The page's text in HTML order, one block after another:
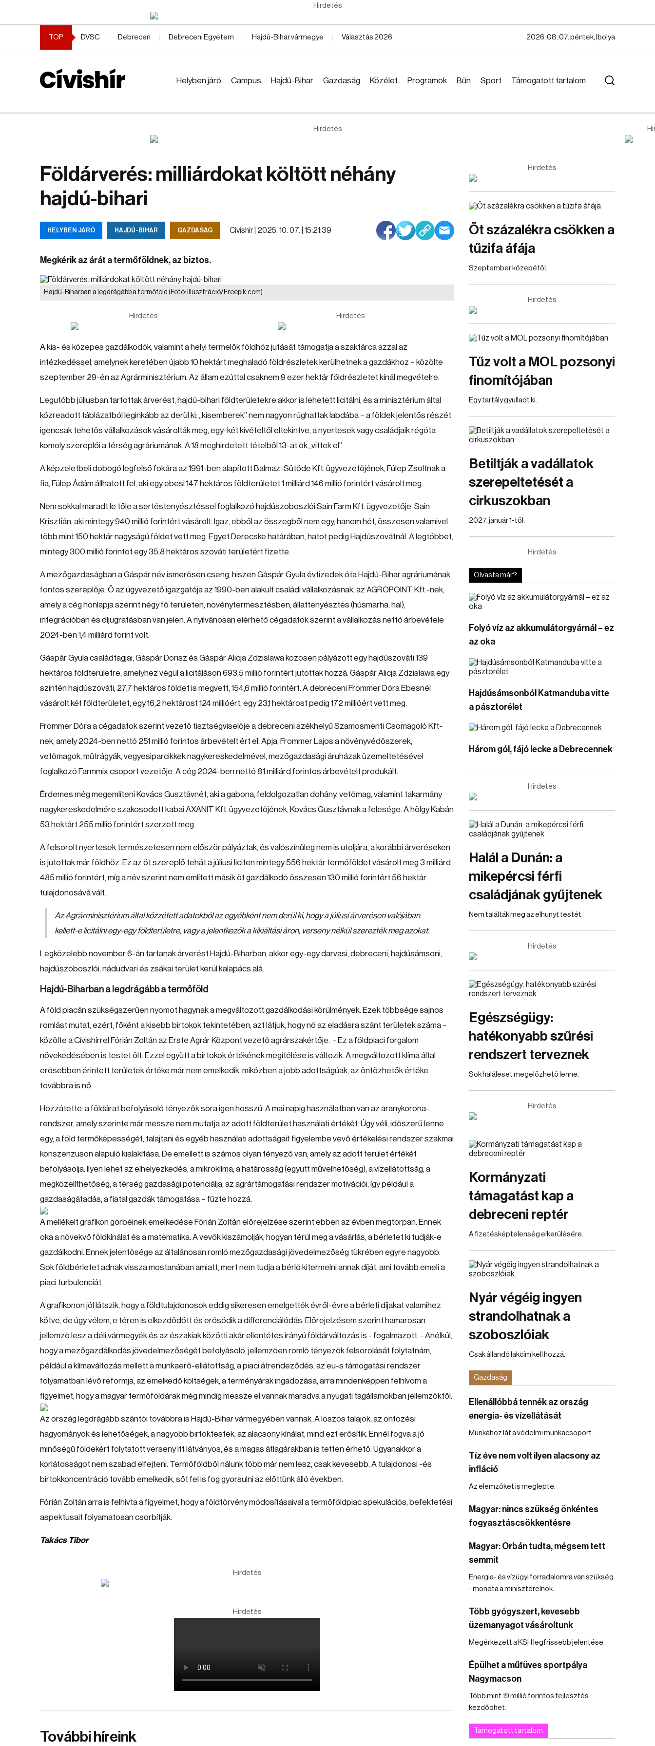
Hirdetés
TOP DVSC Debrecen Debreceni Egyetem Hajdú-Bihar vármegye Választás 2026 2026. 08. 07. péntek, Ibolya
Helyben járó Campus Hajdú-Bihar Gazdaság Közélet Programok Bűn Sport Támogatott tartalom
Hirdetés
Földárverés: milliárdokat költött néhány
hajdú-bihari
HELYBEN JÁRÓ HAJDÚ-BIHAR GAZDASÁG Cívishír | 2025. 10. 07. | 15:21:39
Megkérik az árát a termőföldnek, az biztos.
Hajdú-Biharban a legdrágább a termőföld (Fotó: Illusztráció/Freepik.com)
Hirdetés Hirdetés
A kis- és közepes gazdálkodók, valamint a helyi termelők földhöz jutását támogatja a szaktárca azzal az
intézkedéssel, amelynek keretében újabb 10 hektárt meghaladó földrészletek kerülhetnek a gazdákhoz – közölte
szeptember 29-én az Agrárminisztérium. Az állam ezúttal csaknem 9 ezer hektár földrészletet kínál megvételre.
Legutóbb júliusban tartottak árverést, hajdú-bihari földterületekre akkor is lehetett licitálni, és a minisztérium által
közreadott táblázatból leginkább az derül ki: „kisemberek” nem nagyon rúghattak labdába – a földek jelentős részét
igencsak tehetős vállalkozások vásárolták meg, egy-két kivételtől eltekintve, a nyertesek vagy családjaik régóta
komoly szereplői a térség agráriumának. A 18 meghirdetett tételből 13-at ők „vittek el”.
A képzeletbeli dobogó legfelső fokára az 1991-ben alapított Balmaz-Sütöde Kft. ügyvezetőjének, Fülep Zsoltnak a
fia, Fülep Ádám állhatott fel, aki egy ebesi 147 hektáros földterületet 1 milliárd 146 millió forintért vásárolt meg.
Nem sokkal maradt le tőle a sertéstenyésztéssel foglalkozó hajdúszoboszlói Sain Farm Kft. ügyvezetője, Sain
Krisztián, aki mintegy 940 millió forintért vásárolt. Igaz, ebből az összegből nem egy, hanem hét, összesen valamivel
több mint 150 hektár nagyságú földet vett meg. Egyet Derecske határában, hatot pedig Hajdúszovátnál. A legtöbbet,
mintegy 300 millió forintot egy 35,8 hektáros szováti területért fizette.
A mezőgazdaságban a Gáspár név ismerősen cseng, hiszen Gáspár Gyula évtizedek óta Hajdú-Bihar agráriumának
fontos szereplője. Ő az ügyvezető igazgatója az 1990-ben alakult családi vállalkozásnak, az AGROPOINT Kft.-nek,
amely a cég honlapja szerint négy fő területen, növénytermesztésben, állattenyésztés (húsmarha, hal),
integrációban és díjugratásban van jelen. A nyilvánosan elérhető cégadatok szerint a vállalkozás nettó árbevétele
2024-ben 1,4 milliárd forint volt.
Gáspár Gyula családtagjai, Gáspár Dorisz és Gáspár Alicja Zdzislawa közösen pályázott egy hajdúszováti 139
hektáros földterületre, amelyhez végül a licitáláson 693,5 millió forintért jutottak hozzá. Gáspár Alicja Zdzislawa egy
szintén hajdúszováti, 27,7 hektáros földet is megvett, 154,6 millió forintért. A debreceni Frommer Dóra Ebesnél
vásárolt két földterületet, egy 16,2 hektárost 124 millióért, egy 23,1 hektárost pedig 172 millióért vett meg.
Frommer Dóra a cégadatok szerint vezető tisztségviselője a debreceni székhelyű Szamosmenti Csomagoló Kft-
nek, amely 2024-ben nettó 251 millió forintos árbevételt ért el. Apja, Frommer Lajos a növényvédőszerek,
vetőmagok, műtrágyák, vegyesiparcikkek nagykereskedelmével, mezőgazdasági áruházak üzemeltetésével
foglalkozó Farmmix csoport vezetője. A cég 2024-ben nettó 8,1 milliárd forintos árbevételt produkált.
Érdemes még megemlíteni Kovács Gusztávnét, aki a gabona, feldolgozatlan dohány, vetőmag, valamint takarmány
nagykereskedelmére szakosodott kabai AXANIT Kft. ügyvezetőjének, Kovács Gusztávnak a felesége. A hölgy Kabán
53 hektárt 255 millió forintért szerzett meg.
A felsorolt nyertesek természetesen nem először pályáztak, és valószínűleg nem is utoljára, a korábbi árveréseken
is jutottak már földhöz. Ez az öt szereplő tehát a júliusi liciten mintegy 556 hektár termőföldet vásárolt meg 3 milliárd
485 millió forintért, míg a név szerint nem említett másik öt gazdálkodó összesen 130 millió forintért 56 hektár
tulajdonosává vált.
Az Agrárminisztérium által közzétett adatokból az egyébként nem derül ki, hogy a júliusi árverésen valójában
kellett-e licitálni egy-egy földterületre, vagy a jelentkezők a kikiáltási áron, verseny nélkül szerezték meg azokat.
Legközelebb november 6-án tartanak árverést Hajdú-Biharban, akkor egy-egy darvasi, debreceni, hajdúsámsoni,
hajdúszoboszlói, nádudvari és zsákai terület kerül kalapács alá.
Hajdú-Biharban a legdrágább a termőföld
A föld piacán szükségszerűen nyomot hagynak a megváltozott gazdálkodási körülmények. Ezek többsége sajnos
romlást mutat, ezért, főként a kisebb birtokok tekintetében, azt látjuk, hogy nő az eladásra szánt területek száma –
közölte a Cívishírrel Fórián Zoltán az Erste Agrár Központ vezető agrárszakértője. - Ez a földpiaci forgalom
növekedésében is testet ölt. Ezzel együtt a birtokok értékének megítélése is változik. A megváltozott klíma által
erősebben érintett területek értéke már nem emelkedik, miközben a jobb adottságúak, az öntözhetők értéke
továbbra is nő.
Hozzátette: a földárat befolyásoló tényezők sora igen hosszú. A mai napig használatban van az aranykorona-
rendszer, amely szerinte már messze nem mutatja az adott földterület használati értékét. Úgy véli, időszerű lenne
egy, a föld termőképességét, talajtani és egyéb használati adottságait figyelembe vevő értékelési rendszer szakmai
konszenzuson alapuló kialakítása. De emellett is számos olyan tényező van, amely az adott terület értékét
befolyásolja. Ilyen lehet az elhelyezkedés, a mikroklíma, a határosság (együtt művelhetőség), a vízellátottság, a
megközelíthetőség, a térség gazdasági potenciálja, az agrártámogatási rendszer motivációi, így például a
gazdaságátadás, a fiatal gazdák támogatása – fűzte hozzá.
A mellékelt grafikon görbéinek emelkedése Fórián Zoltán előrejelzése szerint ebben az évben megtorpan. Ennek
oka a növekvő földkínálat és a matematika. A vevők kiszámolják, hogyan térül meg a vásárlás, a bérletet ki tudják-e
gazdálkodni. Ennek jelentősége az általánosan romló mezőgazdasági jövedelmezőség tükrében egyre nagyobb.
Sok földbérletet adnak vissza mostanában amiatt, mert nem tudja a bérlő kitermelni annak díját, ami tovább emeli a
piaci turbulenciát.
A grafikonon jól látszik, hogy a földtulajdonosok eddig sikeresen emelgették évről-évre a bérleti díjakat valamihez
kötve, de úgy vélem, e téren is elkezdődött és erősödik a differenciálódás. Előrejelzésem szerint hamarosan
jellemző lesz a déli vármegyék és az északiak közötti akár ellentétes irányú földárváltozás is - fogalmazott. - Anélkül,
hogy a mezőgazdálkodás jövedelmezőségét befolyásoló, jellemzően romló tényezők felsorolását folytatnám,
például a klímaváltozás mellett a munkaerő-ellátottság, a piaci átrendeződés, az eu-s támogatási rendszer
folyamatban lévő reformja, az emelkedő költségek, a terményárak ingadozása, arra mindenképpen felhívom a
figyelmet, hogy a magyar termőföldárak még mindig messze el vannak maradva a nyugati tagállamokban jellemzőktől.
Az ország legdrágább szántói továbbra is Hajdú-Bihar vármegyében vannak. A löszös talajok, az öntözési
hagyományok és lehetőségek, a nagyobb birtoktestek, az alacsony kínálat, mind ezt erősítik. Ennél fogva a jó
minőségű földekért folytatott verseny itt látványos, és a magas átlagárakban is tetten érhető. Ugyanakkor a
korlátosságot nem szabad elfejteni. Termőföldből nálunk több már nem lesz, csak kevesebb. A tulajdonosi -és
birtokkoncentráció tovább emelkedik, sőt fel is fog gyorsulni az előttünk álló években.
Fórián Zoltán arra is felhívta a figyelmet, hogy a földtörvény módosításaival a termőföldpiac spekulációs, befektetési
aspektusait folyamatosan csorbítják.
Takács Tibor
Hirdetés
Hirdetés
További híreink
Hirdetés
Öt százalékra csökken a
tűzifa áfája
Szeptember közepétől.
Hirdetés
Tűz volt a MOL pozsonyi
finomítójában
Egy tartály gyulladt ki.
Betiltják a vadállatok
szerepeltetését a
cirkuszokban
2027. január 1-től.
Hirdetés
Olvasta már?
Folyó víz az akkumulátorgyárnál – ez
az oka
Hajdúsámsonból Katmanduba vitte
a pásztorélet
Három gól, fájó lecke a Debrecennek
Hirdetés
Halál a Dunán: a
mikepércsi férfi
családjának gyűjtenek
Nem találták meg az elhunyt testét.
Hirdetés
Egészségügy:
hatékonyabb szűrési
rendszert terveznek
Sok haláleset megelőzhető lenne.
Hirdetés
Kormányzati
támagatást kap a
debreceni reptér
A fizetésképtelenség elkerülésére.
Nyár végéig ingyen
strandolhatnak a
szoboszlóiak
Csak állandó lakcím kell hozzá.
Gazdaság
Ellenállóbbá tennék az ország
energia- és vízellátását
Munkához lát a védelmi munkacsoport.
Tíz éve nem volt ilyen alacsony az
infláció
Az elemzőket is meglepte.
Magyar: nincs szükség önkéntes
fogyasztáscsökkentésre
Magyar: Orbán tudta, mégsem tett
semmit
Energia- és vízügyi forradalomra van szükség
- mondta a miniszterelnök.
Több gyógyszert, kevesebb
üzemanyagot vásároltunk
Megérkezett a KSH legfrissebb jelentése.
Épülhet a műfüves sportpálya
Nagymacson
Több mint 19 millió forintos fejlesztés
kezdődhet.
Támogatott tartalom